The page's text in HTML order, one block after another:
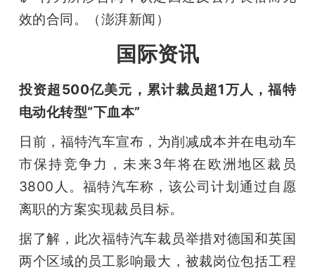
效的合同。（澎湃新闻）
国际资讯
投资超500亿美元，累计裁员超1万人，福特
电动化转型“下血本”
日前，福特汽车宣布，为削减成本并在电动车
市保持竞争力，未来3年将在欧洲地区裁员
3800人。福特汽车称，该公司计划通过自愿
离职的方案实现裁员目标。
据了解，此次福特汽车裁员举措对德国和英国
两个区域的员工影响最大，被裁岗位包括工程